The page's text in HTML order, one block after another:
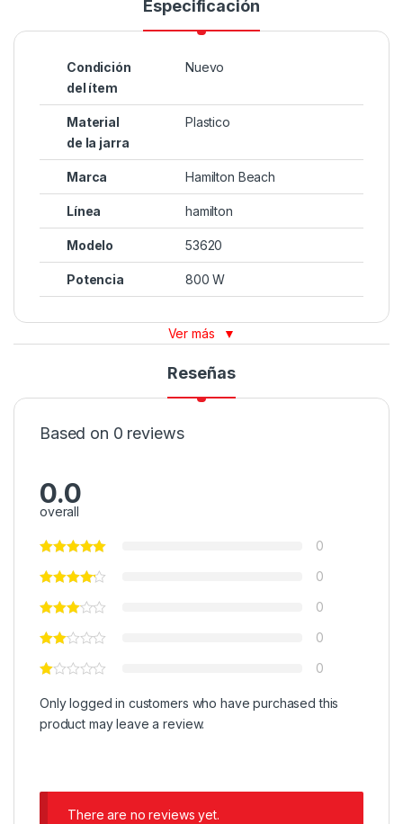
Especificación
Condición
del ítem
Nuevo
Material
de la jarra
Plastico
Marca Hamilton Beach
Línea hamilton
Modelo 53620
Potencia 800 W
Ver más ▼
Reseñas
Based on 0 reviews
0.0
overall
0
0
0
0
0
Only logged in customers who have purchased this
product may leave a review.
There are no reviews yet.